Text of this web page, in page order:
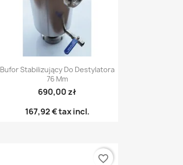
Pikakatselu
Bufor Stabilizujący Do Destylatora
76 Mm
690,00 zł
167,92 €tax incl.
favorite_border